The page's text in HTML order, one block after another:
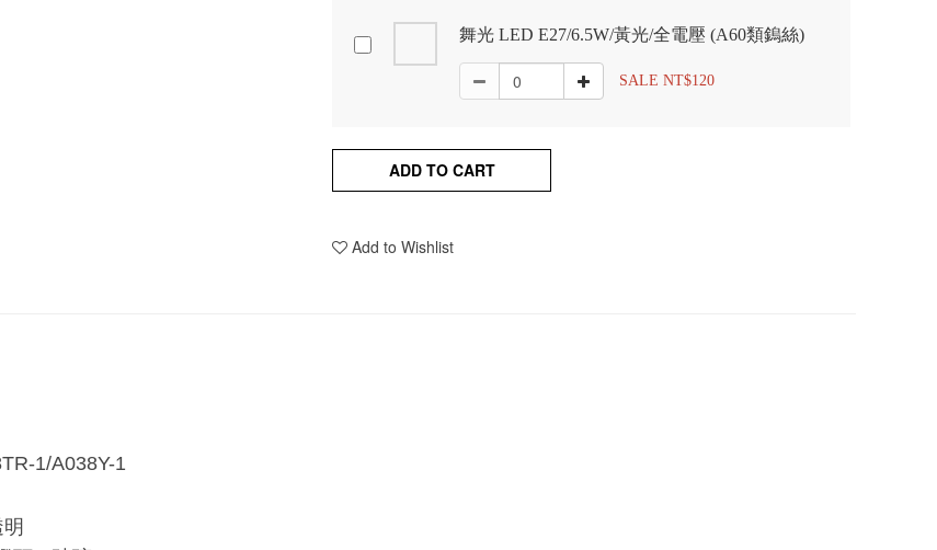
舞光 LED E27/6.5W/黃光/全電壓 (A60類鎢絲)
SALE NT$120
ADD TO CART
Add to Wishlist
1/A038Y-1